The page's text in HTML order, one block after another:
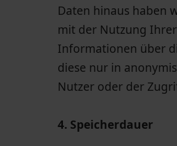
Daten hinaus haben
mit der Nutzung
Informationen über
diese nur in
Nutzer oder der
4. Speicherdauer